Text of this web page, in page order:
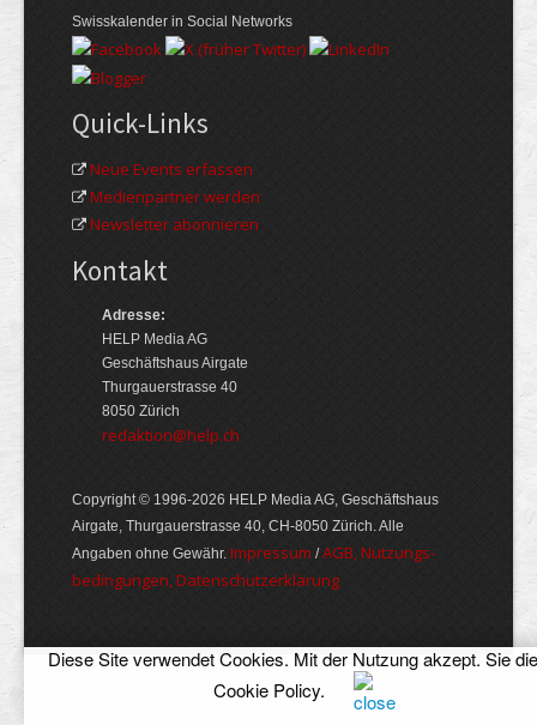
Swisskalender in Social Networks
Quick-Links
Neue Events erfassen
Medienpartner werden
Newsletter abonnieren
Kontakt
Adresse:
HELP Media AG
Geschäftshaus Airgate
Thurgauerstrasse 40
8050 Zürich
redaktion@help.ch
Copyright © 1996-2026 HELP Media AG, Geschäftshaus
Airgate, Thurgauer­strasse 40, CH-8050 Zürich. Alle
Angaben ohne Gewähr. Im­pres­sum /AGB, Nut­zungs­
bedin­gungen, Daten­schutz­er­klärung
Diese Site verwendet Cookies. Mit der Nutzung akzept. Sie die
Cookie Policy.